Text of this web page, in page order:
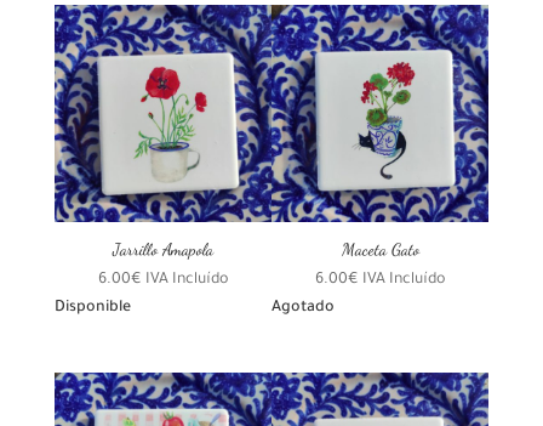
Jarrillo Amapola
6.00€ IVA Incluído
Disponible
Maceta Gato
6.00€ IVA Incluído
Agotado